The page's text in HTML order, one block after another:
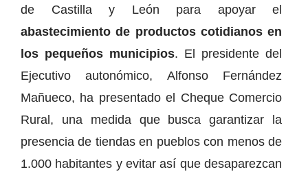
de Castilla y León para apoyar el
abastecimiento de productos cotidianos en
los pequeños municipios. El presidente del
Ejecutivo autonómico, Alfonso Fernández
Mañueco, ha presentado el Cheque Comercio
Rural, una medida que busca garantizar la
presencia de tiendas en pueblos con menos de
1.000 habitantes y evitar así que desaparezcan